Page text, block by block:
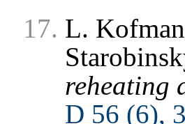
L.
reheating
D 56 (6),